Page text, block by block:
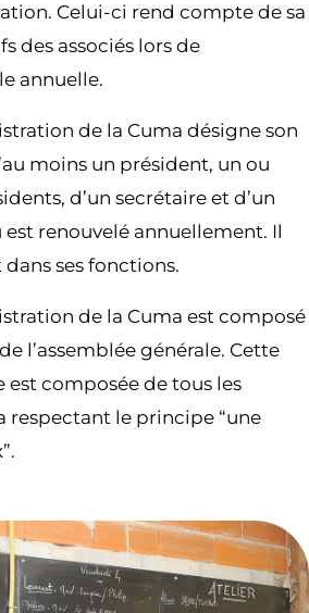
Celui-ci rend compte de sa
des associés lors de
annuelle.
de la Cuma désigne son
moins un président, un ou
d’un secrétaire et d’un
est renouvelé annuellement. Il
ses fonctions.
de la Cuma est composé
l’assemblée générale. Cette
est composée de tous les
respectant le principe “une